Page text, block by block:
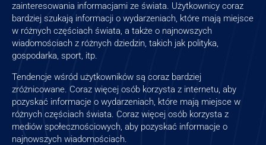
zainteresowania informacjami ze świata. Użytkownicy coraz
bardziej szukają informacji o wydarzeniach, które mają miejsce
w różnych częściach świata, a także o najnowszych
wiadomościach z różnych dziedzin, takich jak polityka,
gospodarka, sport, itp.
Tendencje wśród użytkowników są coraz bardziej
zróżnicowane. Coraz więcej osób korzysta z internetu, aby
pozyskać informacje o wydarzeniach, które mają miejsce w
różnych częściach świata. Coraz więcej osób korzysta z
mediów społecznościowych, aby pozyskać informacje o
najnowszych wiadomościach.